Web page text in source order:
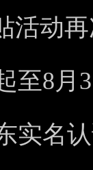
活动
至8月
实名